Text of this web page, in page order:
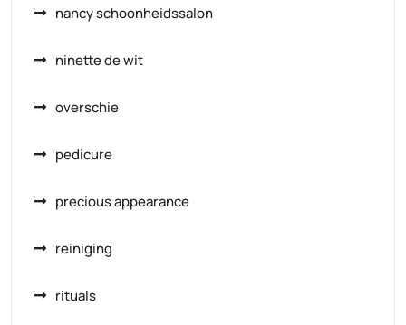
nancy schoonheidssalon
ninette de wit
overschie
pedicure
precious appearance
reiniging
rituals